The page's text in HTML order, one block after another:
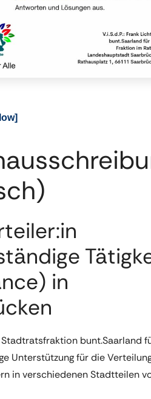
in
bunt.Saarland
Unterstützung für die
in verschiedenen Stadtteilen